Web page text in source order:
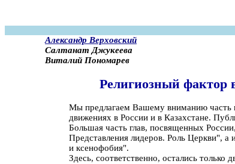
Александр Верховский
Салтанат Джукеева
Виталий Пономарев
Религиозный фактор
Мы предлагаем Вашему вниманию часть
движениях в России и в Казахстане.
Большая часть глав, посвященных
Представления лидеров. Роль Церкви",
и ксенофобия".
Здесь, соответственно, остались